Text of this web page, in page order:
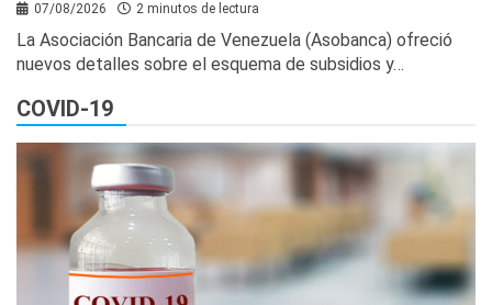
07/08/2026 2 minutos de lectura
La Asociación Bancaria de Venezuela (Asobanca) ofreció
nuevos detalles sobre el esquema de subsidios y…
COVID-19